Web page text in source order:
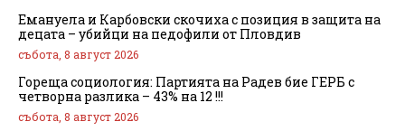
Емануела и Карбовски скочиха с позиция в защита на
децата – убийци на педофили от Пловдив
събота, 8 август 2026
Гореща социология: Партията на Радев бие ГЕРБ с
четворна разлика – 43% на 12 !!!
събота, 8 август 2026